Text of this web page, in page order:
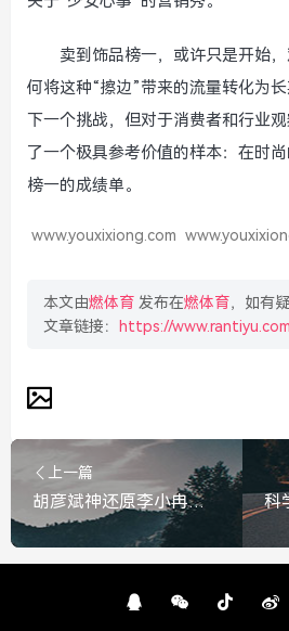
卖到饰品榜一，或许只是开始
何将这种“擦边”带来的流量转化为
下一个挑战，但对于消费者和行业
了一个极具参考价值的样本：在时
榜一的成绩单。
www.youxixiong.com
本文由燃体育 发布在燃体育，如有
文章链接：
https://
上一篇
胡彦斌神还原李小冉清冷烟嗓！一曲心愿便利贴笑翻全场，胡彦斌神还原李小冉清冷烟嗓！一曲心愿便利贴笑翻全场